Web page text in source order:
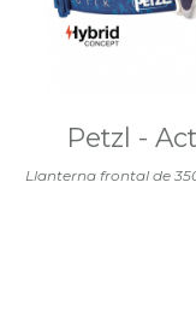
Llanterna frontal de
Petzl -